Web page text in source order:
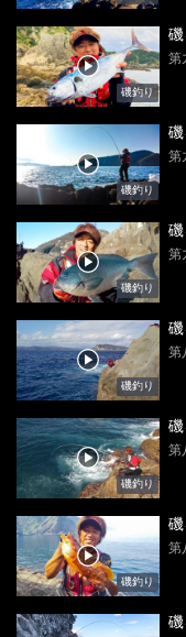
磯釣り
第
磯釣り
第
磯釣り
第
磯釣り
第
磯釣り
第
磯釣り
第